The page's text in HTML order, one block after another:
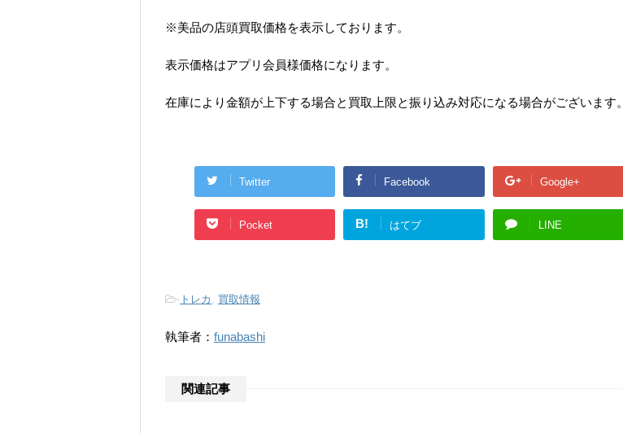
※美品の店頭買取価格を表示しております。
表示価格はアプリ会員様価格になります。
在庫により金額が上下する場合と買取上限と振り込み対応になる場合がございます。
Twitter Facebook Google+
Pocket B! はてブ LINE
- トレカ , 買取情報
執筆者： funabashi
関連記事